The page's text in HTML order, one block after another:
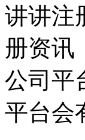
讲讲注
册资讯
公司平
平台会